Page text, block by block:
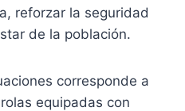
reforzar la seguridad
de la población.
corresponde a
equipadas con